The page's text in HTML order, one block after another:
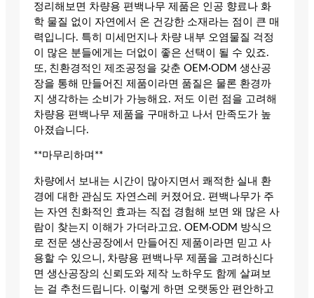
정리해보면 차량용 편백나무 제품은 인공 향료나 화
학 물질 없이 자연에서 온 건강한 소재라는 점이 큰 매
력입니다. 특히 미세먼지나 차량 내부 오염물질 걱정
이 많은 분들에게는 더없이 좋은 선택이 될 수 있죠.
또, 친환경적인 제조공정을 갖춘 OEM·ODM 생산공
장을 통해 만들어진 제품이라면 품질은 물론 환경까
지 생각하는 소비가 가능해요. 저도 이런 점을 고려해
차량용 편백나무 제품을 구매하고 나서 만족도가 높
아졌습니다.
**마무리하며**
차량에서 보내는 시간이 많아지면서 쾌적한 실내 환
경에 대한 관심도 자연스레 커졌어요. 편백나무가 주
는 자연 친화적인 효과는 직접 경험해 보면 왜 많은 사
람이 찾는지 이해가 가더라고요. OEM·ODM 방식으
로 전문 생산공장에서 만들어진 제품이라면 믿고 사
용할 수 있으니, 차량용 편백나무 제품을 고려하신다
면 생산공장의 신뢰도와 제작 노하우도 함께 살펴보
는 걸 추천드립니다. 이렇게 하면 오랫동안 편안하고